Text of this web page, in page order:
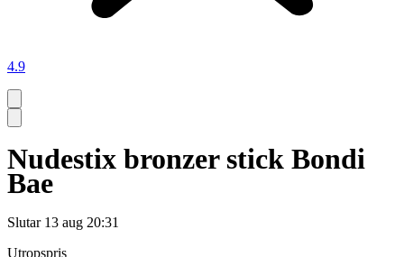
4.9
Nudestix bronzer stick Bondi
Bae
Slutar 13 aug 20:31
Utropspris